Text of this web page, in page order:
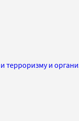
терроризму и